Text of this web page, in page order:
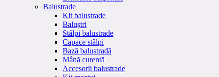
Balustrade
Kit balustrade
Baluştri
Stâlpi balustrade
Capace stâlpi
Bază balustradă
Mână curentă
Accesorii balustrade